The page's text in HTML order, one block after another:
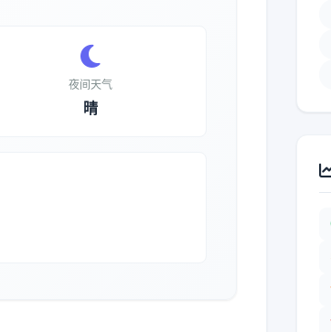
夜间天气
晴